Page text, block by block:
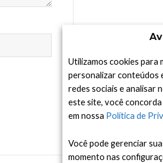
Utilizamos cookies para
personalizar conteúdos
redes sociais e analisar
este site, você
em nossa Política de
Você pode gerenciar
momento nas